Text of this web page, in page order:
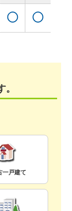
◯ ◯
一戸建て